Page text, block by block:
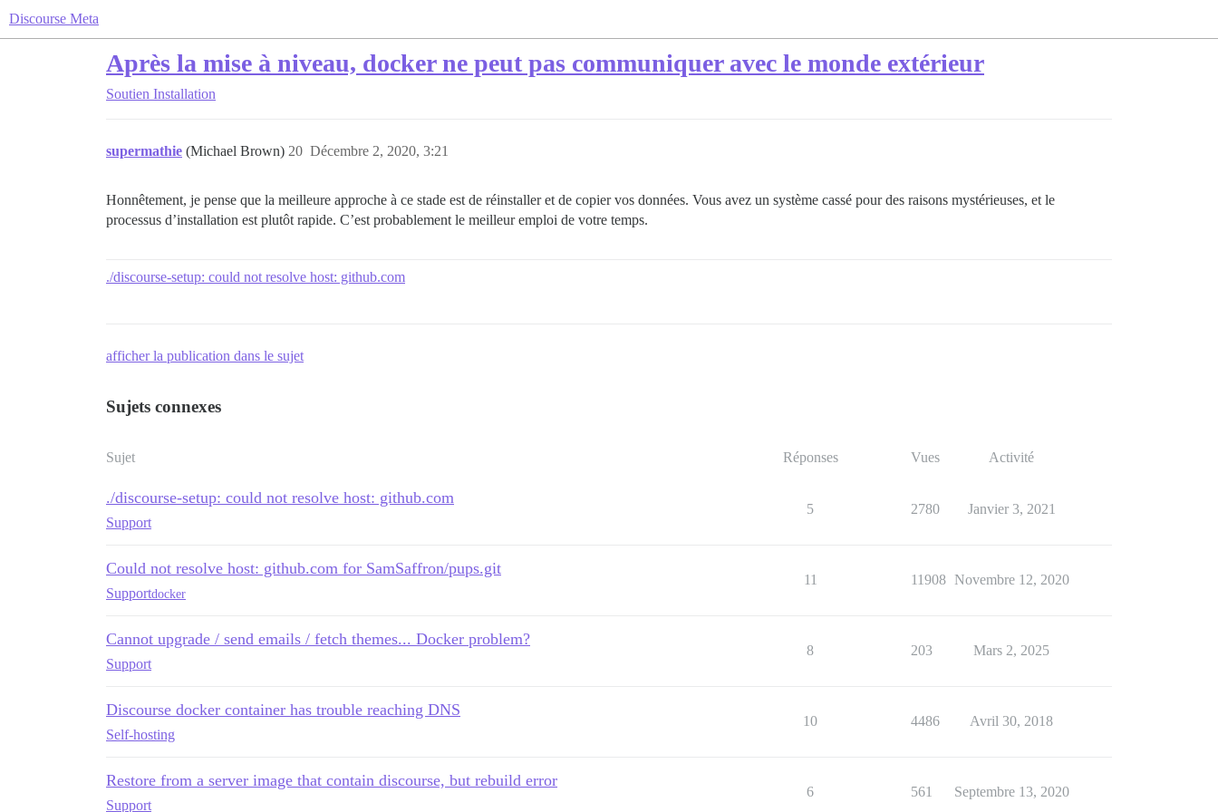
Discourse Meta
Après la mise à niveau, docker ne peut pas communiquer avec le monde extérieur
Soutien Installation
supermathie (Michael Brown) Décembre 2, 2020, 3:21
20
Honnêtement, je pense que la meilleure approche à ce stade est de réinstaller et de copier vos données. Vous avez un système cassé pour des raisons mystérieuses, et le
processus d’installation est plutôt rapide. C’est probablement le meilleur emploi de votre temps.
./discourse-setup: could not resolve host: github.com
afficher la publication dans le sujet
Sujets connexes
Sujet Réponses Vues Activité
./discourse-setup: could not resolve host: github.com
Support
5 2780 Janvier 3, 2021
Could not resolve host: github.com for SamSaffron/pups.git
Supportdocker
11 11908 Novembre 12, 2020
Cannot upgrade / send emails / fetch themes... Docker problem?
Support
8 203 Mars 2, 2025
Discourse docker container has trouble reaching DNS
Self-hosting
10 4486 Avril 30, 2018
Restore from a server image that contain discourse, but rebuild error
Support
6 561 Septembre 13, 2020